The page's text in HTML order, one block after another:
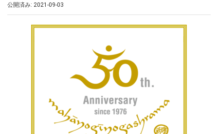
公開済み: 2021-09-03